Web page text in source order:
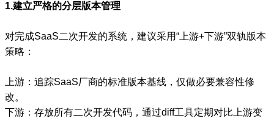
1.建立严格的分层版本管理
对完成SaaS二次开发的系统，建议采用“上游+下游”双轨版本
策略：
上游：追踪SaaS厂商的标准版本基线，仅做必要兼容性修
改。
下游：存放所有二次开发代码，通过diff工具定期对比上游变